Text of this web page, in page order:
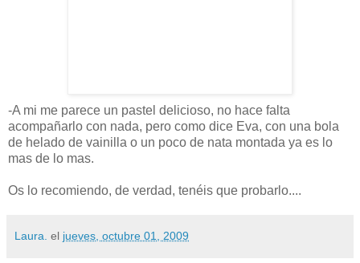
-A mi me parece un pastel delicioso, no hace falta
acompañarlo con nada, pero como dice Eva, con una bola
de helado de vainilla o un poco de nata montada ya es lo
mas de lo mas.
Os lo recomiendo, de verdad, tenéis que probarlo....
Laura. el jueves, octubre 01, 2009